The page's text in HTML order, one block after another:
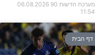
מערכת חדשות 90
06.08.2026
11:54
דף הבית